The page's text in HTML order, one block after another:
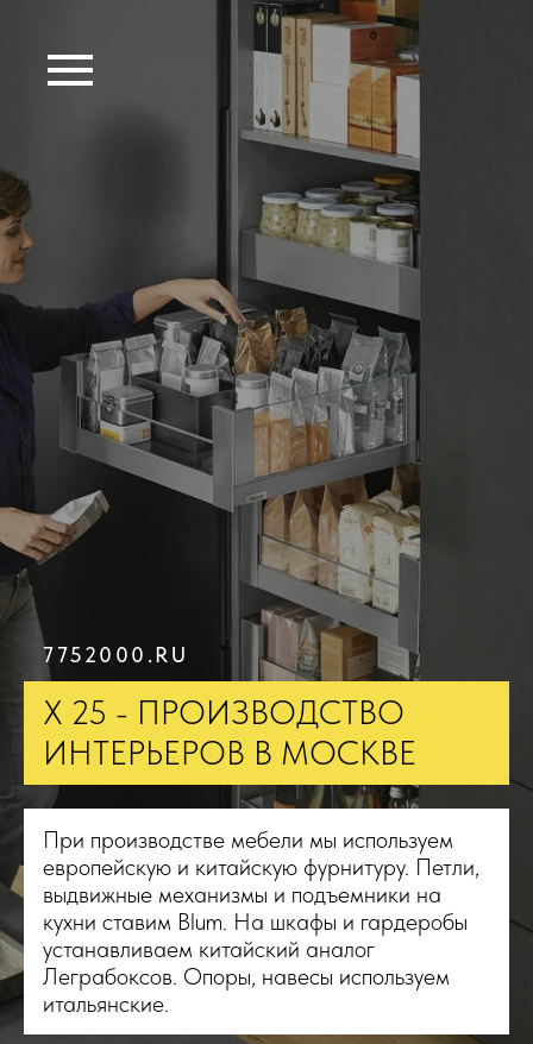
7752000.RU
Х 25 - ПРОИЗВОДСТВО
ИНТЕРЬЕРОВ В МОСКВЕ
При производстве мебели мы используем
европейскую и китайскую фурнитуру. Петли,
выдвижные механизмы и подъемники на
кухни ставим Blum. На шкафы и гардеробы
устанавливаем китайский аналог
Леграбоксов. Опоры, навесы используем
итальянские.